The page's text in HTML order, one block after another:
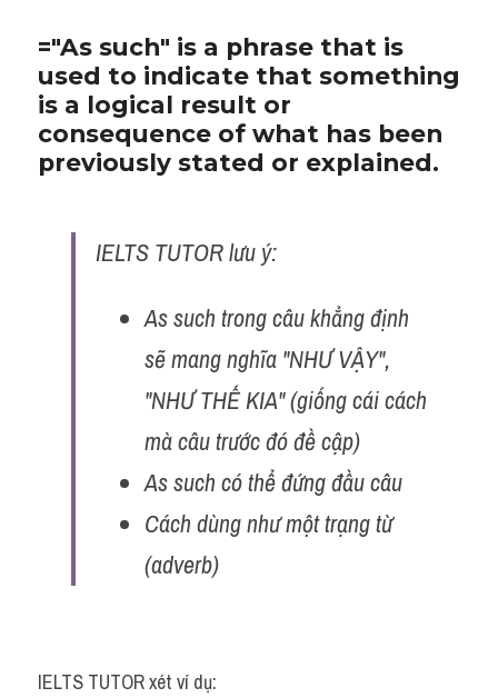
="As such" is a phrase that is
used to indicate that something
is a logical result or
consequence of what has been
previously stated or explained.
IELTS TUTOR lưu ý:
As such trong câu khẳng định
sẽ mang nghĩa "NHƯ VẬY",
"NHƯ THẾ KIA" (giống cái cách
mà câu trước đó đề cập)
As such có thể đứng đầu câu
Cách dùng như một trạng từ
(adverb)
IELTS TUTOR xét ví dụ: